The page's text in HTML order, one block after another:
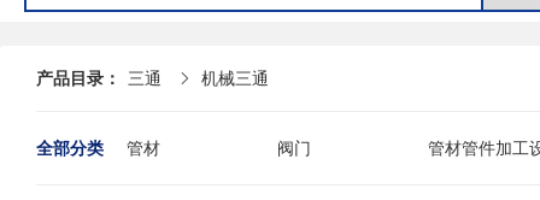
产品目录： 三通  机械三通
全部分类 管材 阀门
管材管件加工